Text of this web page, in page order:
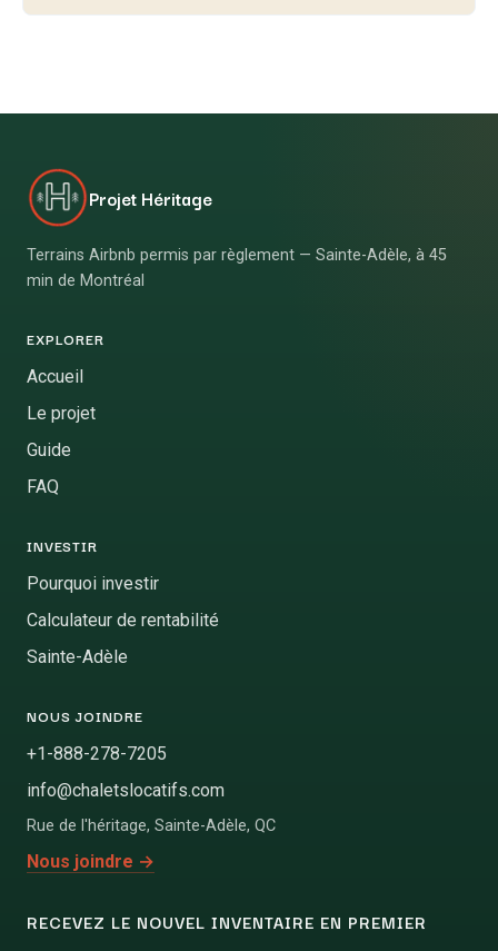
Projet Héritage
Terrains Airbnb permis par règlement — Sainte-Adèle, à 45
min de Montréal
EXPLORER
Accueil
Le projet
Guide
FAQ
INVESTIR
Pourquoi investir
Calculateur de rentabilité
Sainte-Adèle
NOUS JOINDRE
+1-888-278-7205
info@chaletslocatifs.com
Rue de l'héritage, Sainte-Adèle, QC
Nous joindre →
RECEVEZ LE NOUVEL INVENTAIRE EN PREMIER